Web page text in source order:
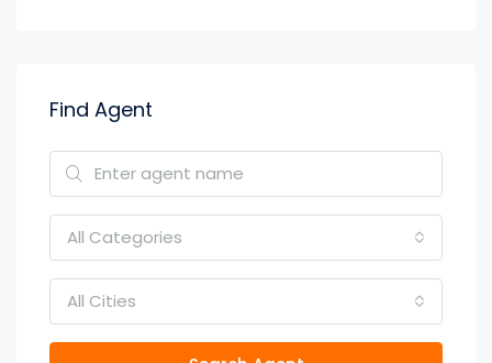
Find Agent
All Categories
All Cities